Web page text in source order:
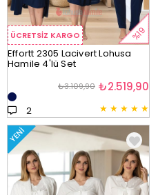
ÜCRETSIZ KARGO %19
Effortt 2305 Lacivert Lohusa
Hamile 4'lü Set
★ ★ ★ ★ ★
2
₺2.519,90
₺3.109,90
YENI